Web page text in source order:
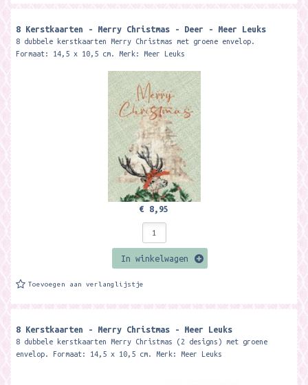
8 Kerstkaarten - Merry Christmas - Deer - Meer Leuks
8 dubbele kerstkaarten Merry Christmas met groene envelop.
Formaat: 14,5 x 10,5 cm. Merk: Meer Leuks
€ 8,95
In winkelwagen
Toevoegen aan verlanglijstje
8 Kerstkaarten - Merry Christmas - Meer Leuks
8 dubbele kerstkaarten Merry Christmas (2 designs) met groene
envelop. Formaat: 14,5 x 10,5 cm. Merk: Meer Leuks